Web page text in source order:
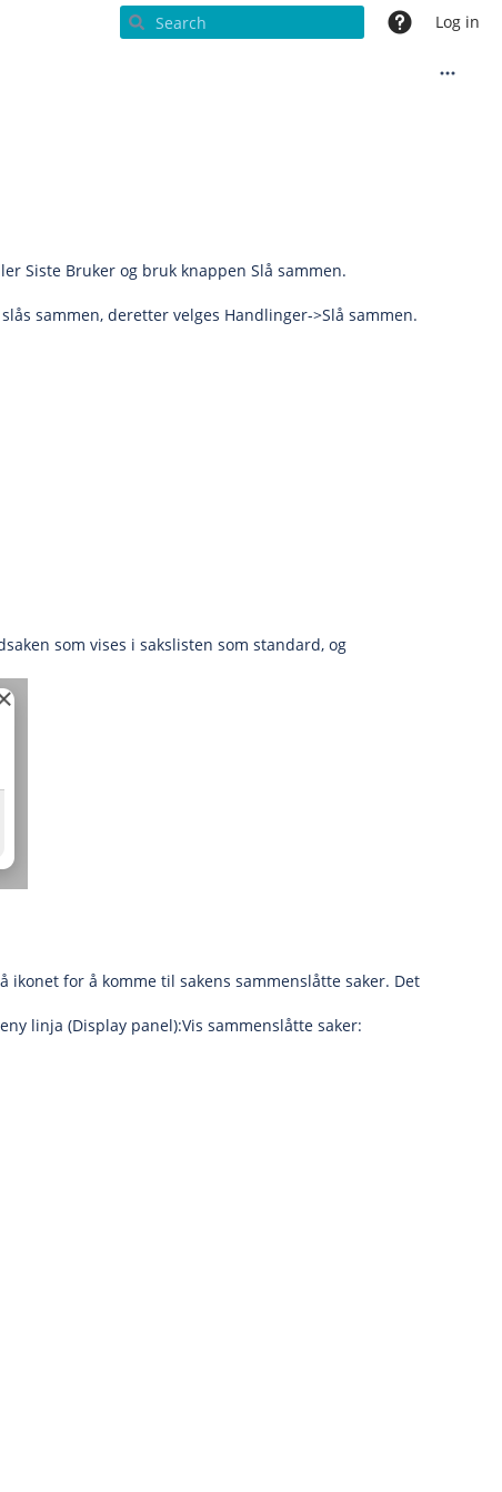
Log in
Siste Bruker og bruk knappen Slå sammen.
sammen, deretter velges Handlinger->Slå sammen.
som vises i sakslisten som standard, og
ikonet for å komme til sakens sammenslåtte saker. Det
linja (Display panel):Vis sammenslåtte saker: